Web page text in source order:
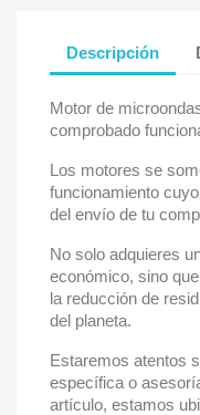
Descripción
Motor de
comprobado
Los motores se
funcionamiento
del envío de tu
No solo adquieres
económico, sino
la reducción de
del planeta.
Estaremos atentos
específica o
artículo, estamos